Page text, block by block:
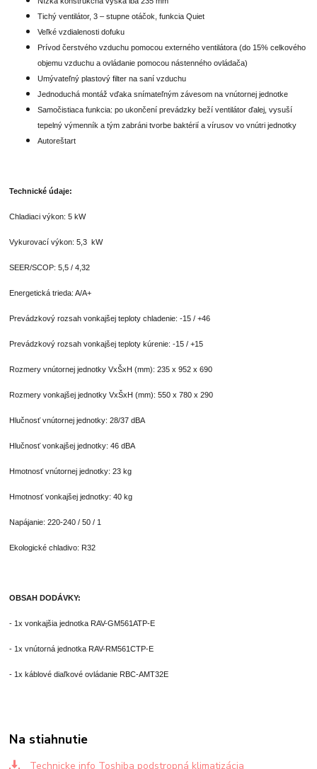
Tichý ventilátor, 3 – stupne otáčok, funkcia Quiet
Veľké vzdialenosti dofuku
Prívod čerstvého vzduchu pomocou externého ventilátora (do 15% celkového
objemu vzduchu a ovládanie pomocou nástenného ovládača)
Umývateľný plastový filter na saní vzduchu
Jednoduchá montáž vďaka snímateľným závesom na vnútornej jednotke
Samočistiaca funkcia: po ukončení prevádzky beží ventilátor ďalej, vysuší
tepelný výmenník a tým zabráni tvorbe baktérií a vírusov vo vnútri jednotky
Autoreštart
Technické údaje:
Chladiaci výkon: 5 kW
Vykurovací výkon: 5,3 kW
SEER/SCOP: 5,5 / 4,32
Energetická trieda: A/A+
Prevádzkový rozsah vonkajšej teploty chladenie: -15 / +46
Prevádzkový rozsah vonkajšej teploty kúrenie: -15 / +15
Rozmery vnútornej jednotky VxŠxH (mm): 235 x 952 x 690
Rozmery vonkajšej jednotky VxŠxH (mm): 550 x 780 x 290
Hlučnosť vnútornej jednotky: 28/37 dBA
Hlučnosť vonkajšej jednotky: 46 dBA
Hmotnosť vnútornej jednotky: 23 kg
Hmotnosť vonkajšej jednotky: 40 kg
Napájanie: 220-240 / 50 / 1
Ekologické chladivo: R32
OBSAH DODÁVKY:
- 1x vonkajšia jednotka RAV-GM561ATP-E
- 1x vnútorná jednotka RAV-RM561CTP-E
- 1x káblové diaľkové ovládanie RBC-AMT32E
Na stiahnutie
Technicke info Toshiba podstropná klimatizácia